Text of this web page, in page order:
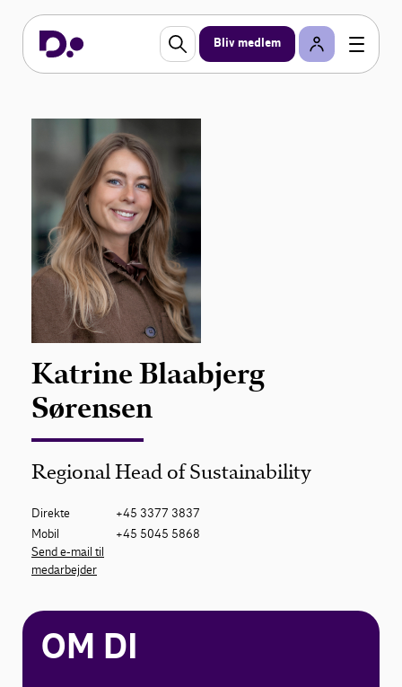
Bliv medlem
Katrine Blaabjerg
Sørensen
Regional Head of Sustainability
Direkte
+45 3377 3837
Mobil
+45 5045 5868
Send e-mail til
medarbejder
OM DI